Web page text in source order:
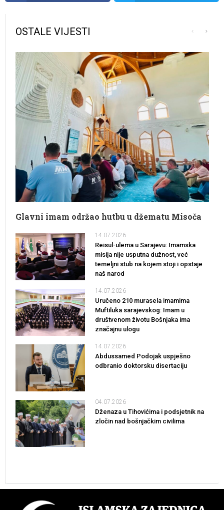
OSTALE VIJESTI
Glavni imam održao hutbu u džematu Misoča
14.07.2026
Reisul-ulema u Sarajevu: Imamska
misija nije usputna dužnost, već
temeljni stub na kojem stoji i opstaje
naš narod
14.07.2026
Uručeno 210 murasela imamima
Muftiluka sarajevskog: Imam u
društvenom životu Bošnjaka ima
značajnu ulogu
14.07.2026
Abdussamed Podojak uspješno
odbranio doktorsku disertaciju
04.07.2026
Dženaza u Tihovićima i podsjetnik na
zločin nad bošnjačkim civilima